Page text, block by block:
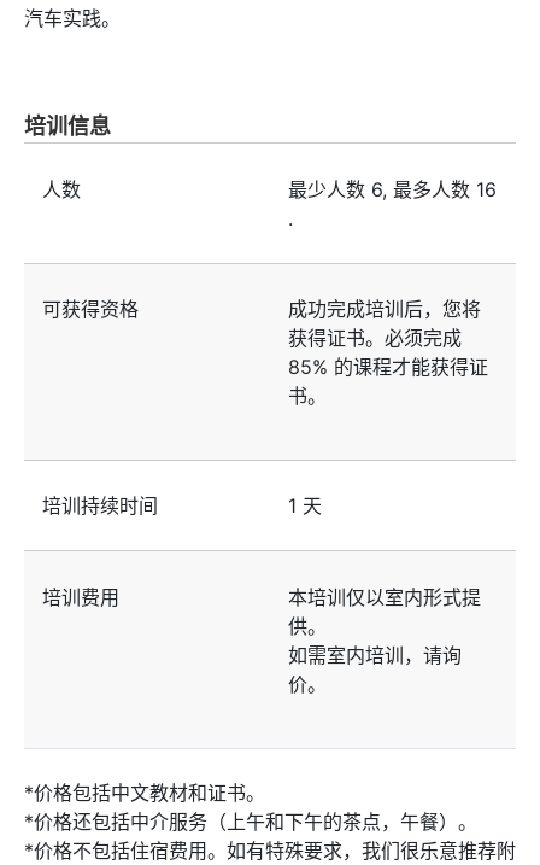
汽车实践。
培训信息
人数 最少人数 6, 最多人数 16
.
可获得资格
成功完成培训后，您将
获得证书。必须完成
85% 的课程才能获得证
书。
培训持续时间 1 天
培训费用
本培训仅以室内形式提
供。
如需室内培训，请询
价。
*价格包括中文教材和证书。
*价格还包括中介服务（上午和下午的茶点，午餐）。
*价格不包括住宿费用。如有特殊要求，我们很乐意推荐附